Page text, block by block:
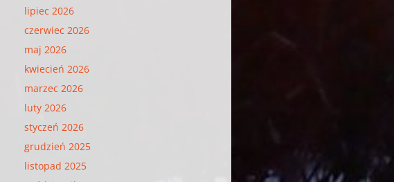
lipiec 2026
czerwiec 2026
maj 2026
kwiecień 2026
marzec 2026
luty 2026
styczeń 2026
grudzień 2025
listopad 2025